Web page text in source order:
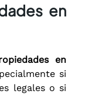
en
en
si
legales o si